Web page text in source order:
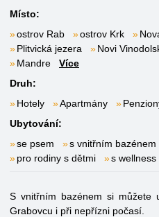
Místo:
ostrov Rab
ostrov Krk
Plitvická jezera
Novi
Mandre
Více
Druh:
Hotely
Apartmány
Ubytování:
se psem
s vnitřním bazénem
pro rodiny s dětmi
s wellness
S vnitřním bazénem si můžete
Grabovcu i při nepřízni počasí.